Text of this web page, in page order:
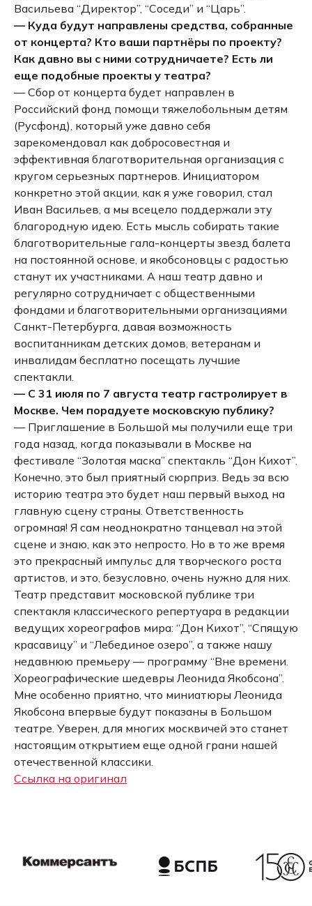
Васильева “Директор”, “Соседи” и “Царь”.
— Куда будут направлены средства, собранные
от концерта? Кто ваши партнёры по проекту?
Как давно вы с ними сотрудничаете? Есть ли
еще подобные проекты у театра?
— Сбор от концерта будет направлен в
Российский фонд помощи тяжелобольным детям
(Русфонд), который уже давно себя
зарекомендовал как добросовестная и
эффективная благотворительная организация с
кругом серьезных партнеров. Инициатором
конкретно этой акции, как я уже говорил, стал
Иван Васильев, а мы всецело поддержали эту
благородную идею. Есть мысль собирать такие
благотворительные гала-концерты звезд балета
на постоянной основе, и якобсоновцы с радостью
станут их участниками. А наш театр давно и
регулярно сотрудничает с общественными
фондами и благотворительными организациями
Санкт-Петербурга, давая возможность
воспитанникам детских домов, ветеранам и
инвалидам бесплатно посещать лучшие
спектакли.
— С 31 июля по 7 августа театр гастролирует в
Москве. Чем порадуете московскую публику?
— Приглашение в Большой мы получили еще три
года назад, когда показывали в Москве на
фестивале “Золотая маска” спектакль “Дон Кихот”.
Конечно, это был приятный сюрприз. Ведь за всю
историю театра это будет наш первый выход на
главную сцену страны. Ответственность
огромная! Я сам неоднократно танцевал на этой
сцене и знаю, как это непросто. Но в то же время
это прекрасный импульс для творческого роста
артистов, и это, безусловно, очень нужно для них.
Театр представит московской публике три
спектакля классического репертуара в редакции
ведущих хореографов мира: “Дон Кихот”, “Спящую
красавицу” и “Лебединое озеро”, а также нашу
недавнюю премьеру — программу “Вне времени.
Хореографические шедевры Леонида Якобсона”.
Мне особенно приятно, что миниатюры Леонида
Якобсона впервые будут показаны в Большом
театре. Уверен, для многих москвичей это станет
настоящим открытием еще одной грани нашей
отечественной классики.
Ссылка на оригинал